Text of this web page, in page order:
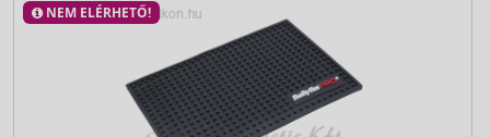
NEM ELÉRHETŐ!